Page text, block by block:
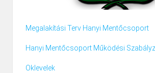
Megalakítási Terv Hanyi Mentőcsoport
Hanyi Mentőcsoport Működési
Oklevelek